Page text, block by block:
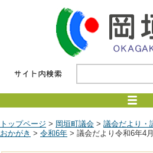
トップページ > 岡垣町議会 > 議会だより・
おかがき > 令和6年 > 議会だより令和6年4